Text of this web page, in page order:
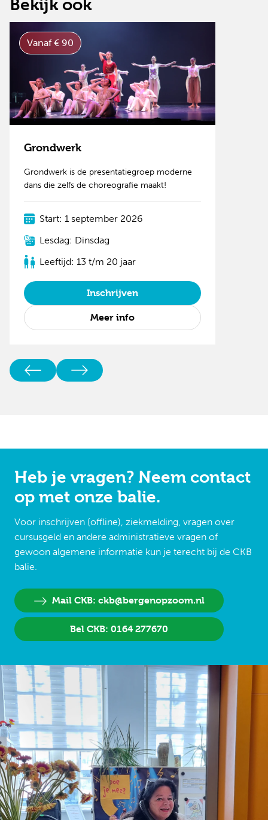
Bekijk ook
Vanaf € 90
Grondwerk
Grondwerk is de presentatiegroep moderne
dans die zelfs de choreografie maakt!
Start: 1 september 2026
Lesdag: Dinsdag
Leeftijd: 13 t/m 20 jaar
Inschrijven
Meer info
Heb je vragen? Neem contact
op met onze balie.
Voor inschrijven (offline), ziekmelding, vragen over
cursusgeld en andere administratieve vragen of
gewoon algemene informatie kun je terecht bij de CKB
balie.
Mail CKB: ckb@bergenopzoom.nl
Bel CKB: 0164 277670